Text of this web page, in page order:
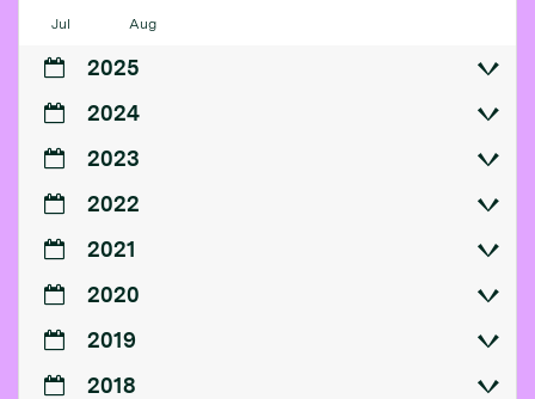
Jul Aug
2025
2024
2023
2022
2021
2020
2019
2018